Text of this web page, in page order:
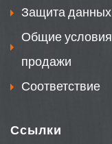
Защита данных
Общие условия
продажи
Соответствие
Ссылки